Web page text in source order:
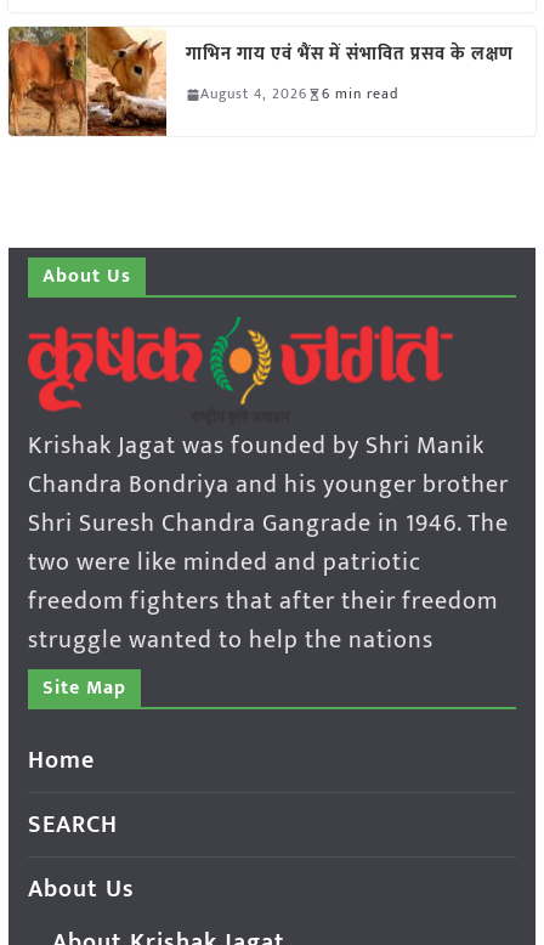
गाभिन गाय एवं भैंस में संभावित प्रसव के लक्षण
August 4, 2026 6 min read
About Us
Krishak Jagat was founded by Shri Manik
Chandra Bondriya and his younger brother
Shri Suresh Chandra Gangrade in 1946. The
two were like minded and patriotic
freedom fighters that after their freedom
struggle wanted to help the nations
Site Map
Home
SEARCH
About Us